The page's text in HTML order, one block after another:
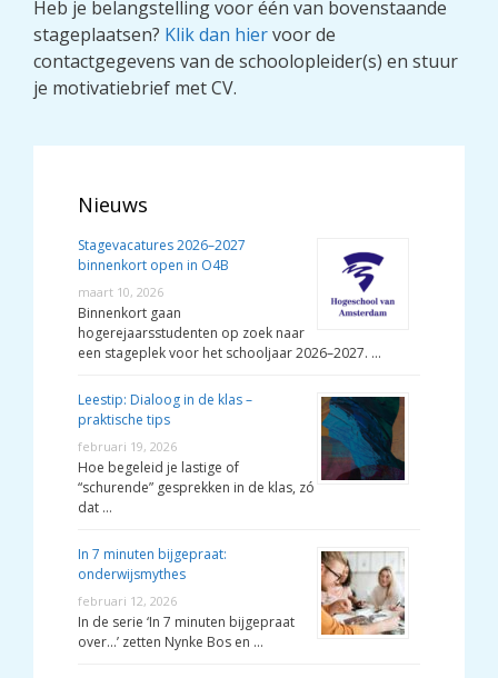
Heb je belangstelling voor één van bovenstaande
stageplaatsen? Klik dan hiervoor de
contactgegevens van de schoolopleider(s) en stuur
je motivatiebrief met CV.
Nieuws
Stagevacatures 2026–2027
binnenkort open in O4B
maart 10, 2026
Binnenkort gaan
hogerejaarsstudenten op zoek naar
een stageplek voor het schooljaar 2026–2027. …
Leestip: Dialoog in de klas –
praktische tips
februari 19, 2026
Hoe begeleid je lastige of
“schurende” gesprekken in de klas, zó
dat …
In 7 minuten bijgepraat:
onderwijsmythes
februari 12, 2026
In de serie ‘In 7 minuten bijgepraat
over…’ zetten Nynke Bos en …